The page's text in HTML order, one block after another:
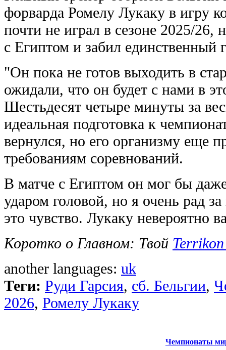
форварда Ромелу Лукаку в
почти не играл в сезоне 2025/
с Египтом и забил единственный
"Он пока не готов выходить в
ожидали, что он будет с нами в
Шестьдесят четыре минуты за
идеальная подготовка к
вернулся, но его организму еще
требованиям соревнований.
В матче с Египтом он мог бы
ударом головой, но я очень рад
это чувство. Лукаку невероятно
Коротко о Главном: Твой
another languages: uk
Теги: Руди Гарсия, сб. Бельгии,
2026, Ромелу Лукаку
Чемпионаты